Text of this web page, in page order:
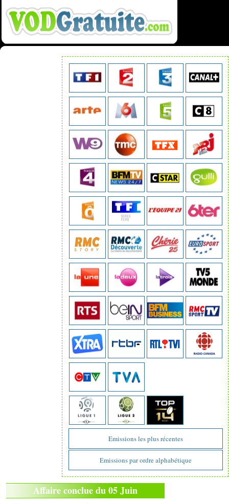
Emissions les plus récentes
Emissions par ordre alphabétique
Affaire conclue du 05 Juin